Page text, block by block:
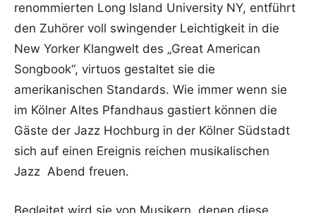
renommierten Long Island University NY, entführt
den Zuhörer voll swingender Leichtigkeit in die
New Yorker Klangwelt des „Great American
Songbook“, virtuos gestaltet sie die
amerikanischen Standards. Wie immer wenn sie
im Kölner Altes Pfandhaus gastiert können die
Gäste der Jazz Hochburg in der Kölner Südstadt
sich auf einen Ereignis reichen musikalischen
Jazz Abend freuen.